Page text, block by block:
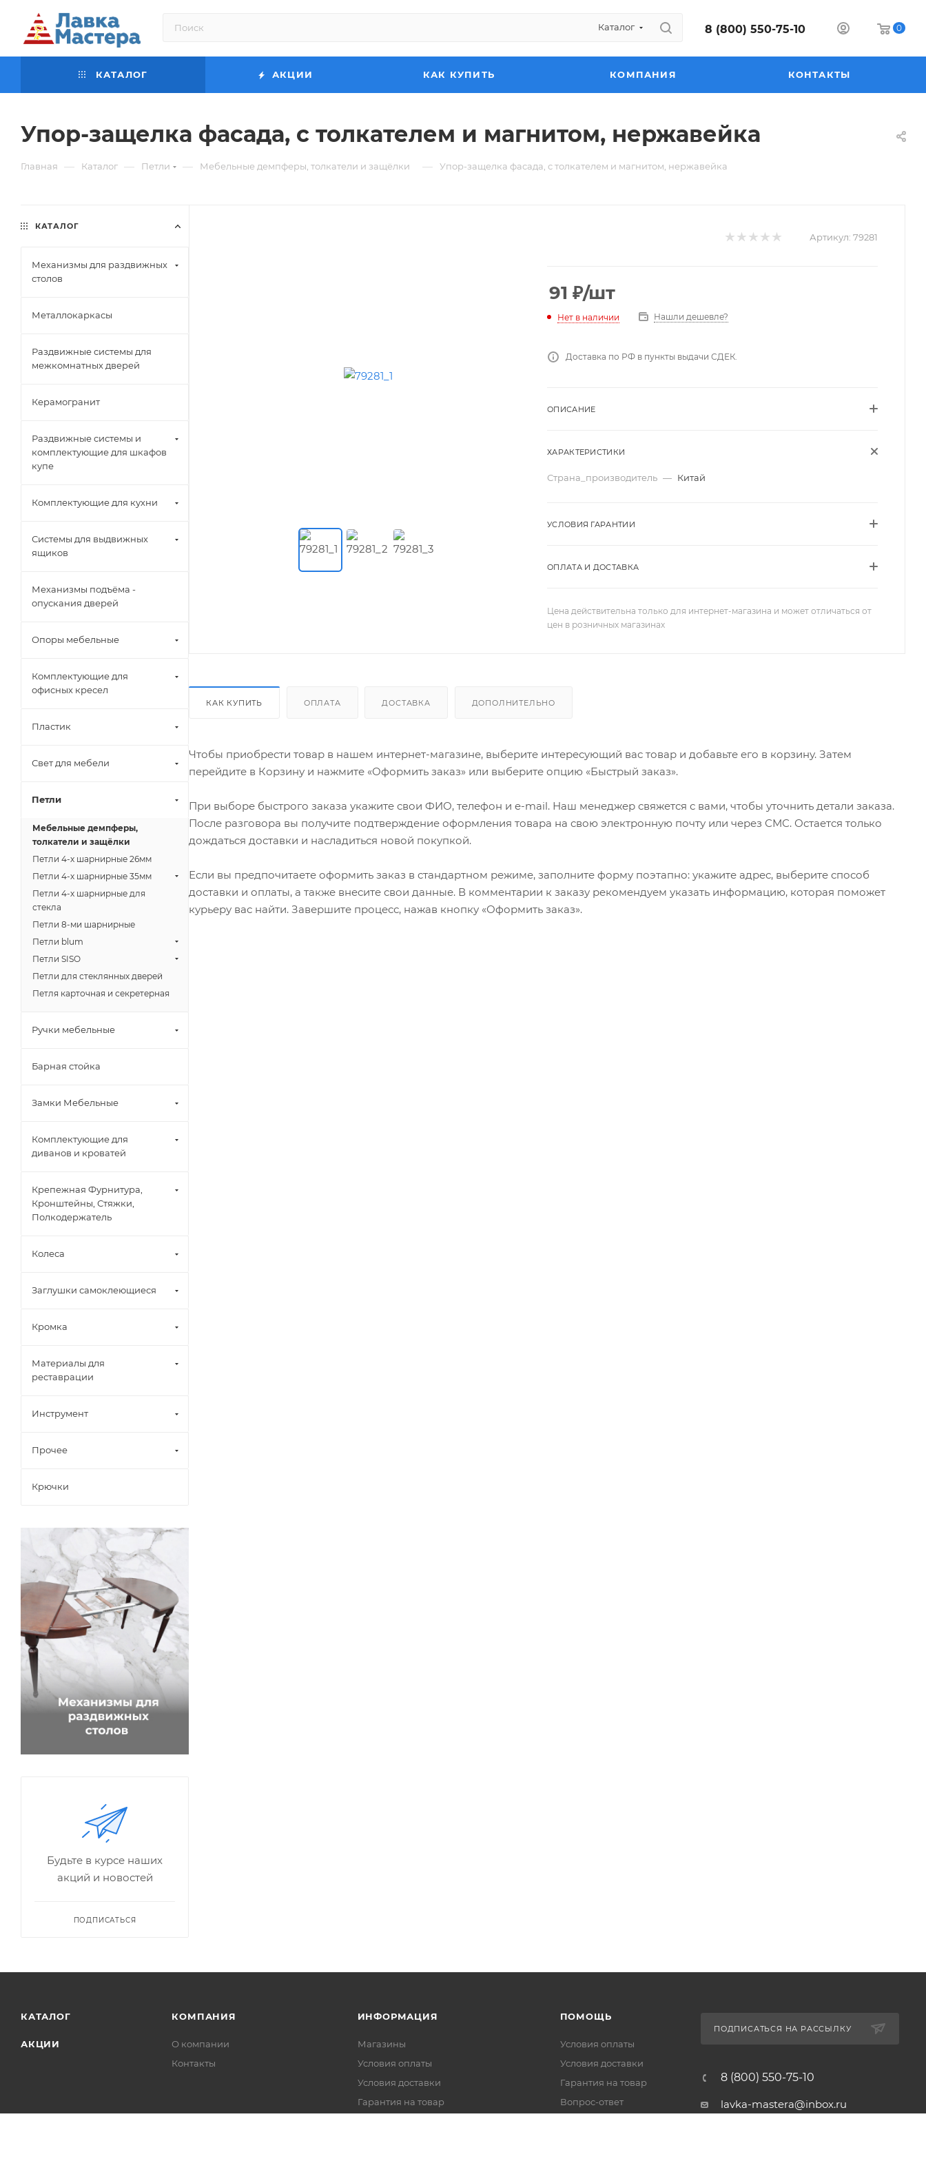
Каталог 8 (800) 550-75-10 0
КАТАЛОГ АКЦИИ КАК КУПИТЬ КОМПАНИЯ КОНТАКТЫ
Упор-защелка фасада, с толкателем и магнитом, нержавейка
Главная — Каталог — Петли — Мебельные демпферы, толкатели и защёлки — Упор-защелка фасада, с толкателем и магнитом, нержавейка
Артикул: 79281
91 ₽/шт
Нет в наличии Нашли дешевле?
Доставка по РФ в пункты выдачи СДЕК.
ОПИСАНИЕ
ХАРАКТЕРИСТИКИ
Страна_производитель — Китай
УСЛОВИЯ ГАРАНТИИ
ОПЛАТА И ДОСТАВКА
Цена действительна только для интернет-магазина и может отличаться от
цен в розничных магазинах
КАК КУПИТЬ ОПЛАТА ДОСТАВКА ДОПОЛНИТЕЛЬНО
Чтобы приобрести товар в нашем интернет-магазине, выберите интересующий вас товар и добавьте его в корзину. Затем
перейдите в Корзину и нажмите «Оформить заказ» или выберите опцию «Быстрый заказ».
При выборе быстрого заказа укажите свои ФИО, телефон и e-mail. Наш менеджер свяжется с вами, чтобы уточнить детали заказа.
После разговора вы получите подтверждение оформления товара на свою электронную почту или через СМС. Остается только
дождаться доставки и насладиться новой покупкой.
Если вы предпочитаете оформить заказ в стандартном режиме, заполните форму поэтапно: укажите адрес, выберите способ
доставки и оплаты, а также внесите свои данные. В комментарии к заказу рекомендуем указать информацию, которая поможет
курьеру вас найти. Завершите процесс, нажав кнопку «Оформить заказ».
КАТАЛОГ
Механизмы для раздвижных
столов
Металлокаркасы
Раздвижные системы для
межкомнатных дверей
Керамогранит
Раздвижные системы и
комплектующие для шкафов
купе
Комплектующие для кухни
Системы для выдвижных
ящиков
Механизмы подъёма -
опускания дверей
Опоры мебельные
Комплектующие для
офисных кресел
Пластик
Свет для мебели
Петли
Мебельные демпферы,
толкатели и защёлки
Петли 4-х шарнирные 26мм
Петли 4-х шарнирные 35мм
Петли 4-х шарнирные для
стекла
Петли 8-ми шарнирные
Петли blum
Петли SISO
Петли для стеклянных дверей
Петля карточная и секретерная
Ручки мебельные
Барная стойка
Замки Мебельные
Комплектующие для
диванов и кроватей
Крепежная Фурнитура,
Кронштейны, Стяжки,
Полкодержатель
Колеса
Заглушки самоклеющиеся
Кромка
Материалы для
реставрации
Инструмент
Прочее
Крючки
Будьте в курсе наших
акций и новостей
ПОДПИСАТЬСЯ
КАТАЛОГ
АКЦИИ
КОМПАНИЯ
О компании
Контакты
ИНФОРМАЦИЯ
Магазины
Условия оплаты
Условия доставки
Гарантия на товар
ПОМОЩЬ
Условия оплаты
Условия доставки
Гарантия на товар
Вопрос-ответ
ПОДПИСАТЬСЯ НА РАССЫЛКУ
8 (800) 550-75-10
lavka-mastera@inbox.ru